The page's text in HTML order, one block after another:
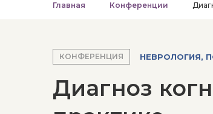
Главная Конференции
КОНФЕРЕНЦИЯ НЕВРОЛОГИЯ,
Диагноз